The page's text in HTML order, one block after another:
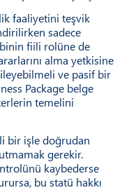
faaliyetini teşvik
sadece
fiili rolüne de
alma yetkisine
ve pasif bir
Package belge
temelini
bir işle doğrudan
gerekir.
kaybederse
bu statü hakkı